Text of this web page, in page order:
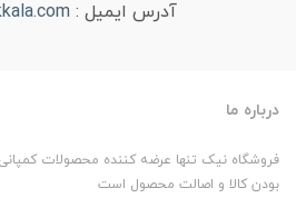
آدرس ایمیل :
درباره ما
فروشگاه نیک تنها عرضه کننده محصولات
بودن کالا و اصالت محصول است